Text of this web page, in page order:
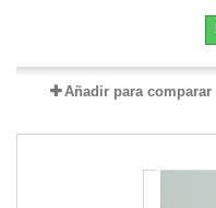
Añadir para comparar